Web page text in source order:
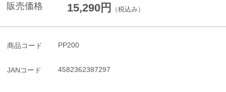
販売価格 15,290円 （税込み）
商品コード PP200
JANコード 4582362387297